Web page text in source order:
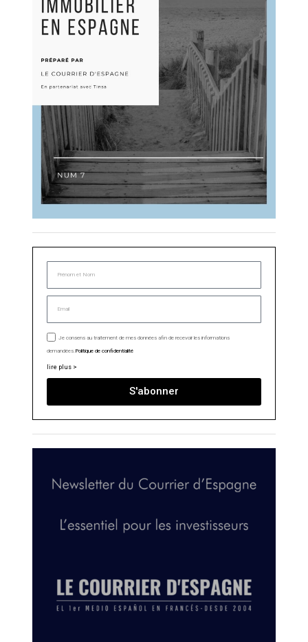
Je consens au traitement de mes données afin de recevoir les informations
demandées. Politique de confidentialité
lire plus >
S'abonner